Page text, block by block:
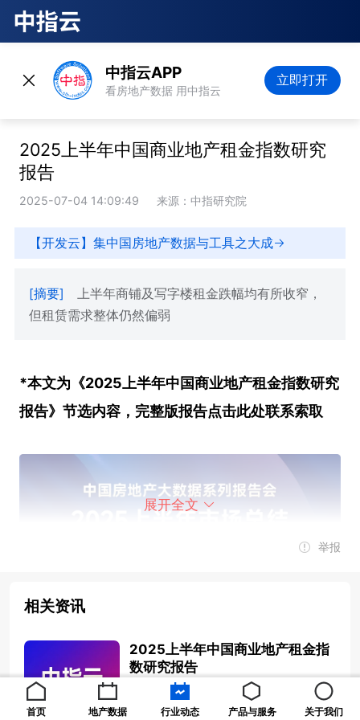
中指云APP
看房地产数据 用中指云
立即打开
2025上半年中国商业地产租金指数研究
报告
2025-07-04 14:09:49 来源：中指研究院
【开发云】集中国房地产数据与工具之大成
[摘要]
上半年商铺及写字楼租金跌幅均有所收窄，
但租赁需求整体仍然偏弱
*本文为《2025上半年中国商业地产租金指数研究
报告》节选内容，完整版报告点击此处联系索取
展开全文
举报
相关资讯
2025上半年中国商业地产租金指
数研究报告
2025-07-04 14:09:49
首页 地产数据 行业动态 产品与服务 关于我们